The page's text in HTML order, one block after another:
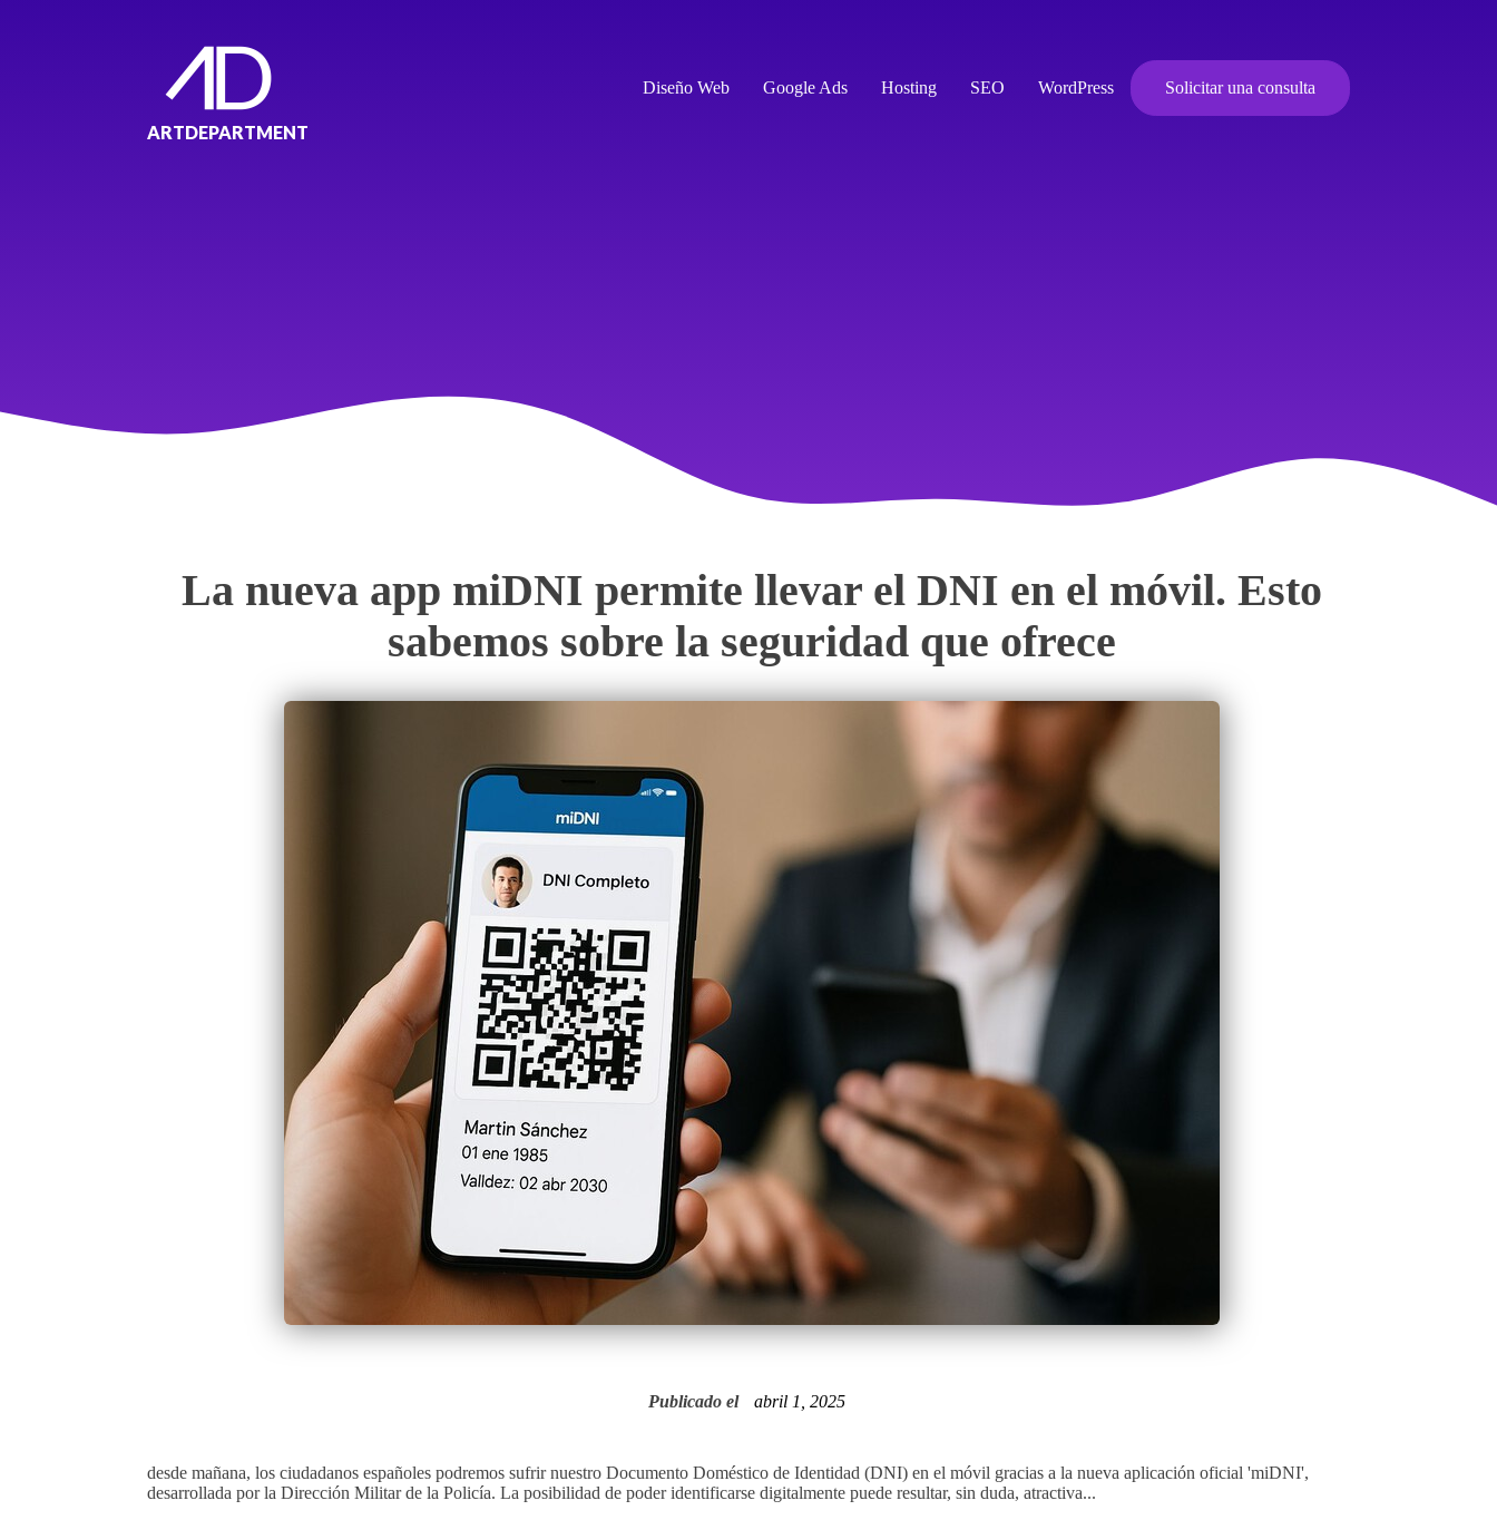
ARTDEPARTMENT
Diseño Web Google Ads Hosting SEO WordPress Solicitar una consulta
La nueva app miDNI permite llevar el DNI en el móvil. Esto
sabemos sobre la seguridad que ofrece
Publicado el abril 1, 2025
desde mañana, los ciudadanos españoles podremos sufrir nuestro Documento Doméstico de Identidad (DNI) en el móvil gracias a la nueva aplicación oficial 'miDNI',
desarrollada por la Dirección Militar de la Policía. La posibilidad de poder identificarse digitalmente puede resultar, sin duda, atractiva...